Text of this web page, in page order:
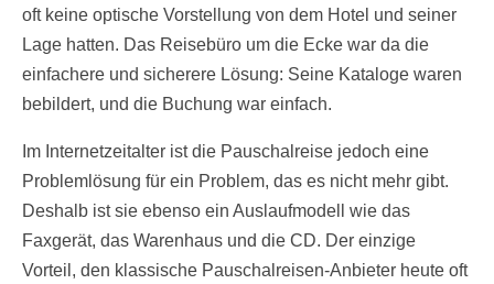
oft keine optische Vorstellung von dem Hotel und seiner
Lage hatten. Das Reisebüro um die Ecke war da die
einfachere und sicherere Lösung: Seine Kataloge waren
bebildert, und die Buchung war einfach.
Im Internetzeitalter ist die Pauschalreise jedoch eine
Problemlösung für ein Problem, das es nicht mehr gibt.
Deshalb ist sie ebenso ein Auslaufmodell wie das
Faxgerät, das Warenhaus und die CD. Der einzige
Vorteil, den klassische Pauschalreisen-Anbieter heute oft